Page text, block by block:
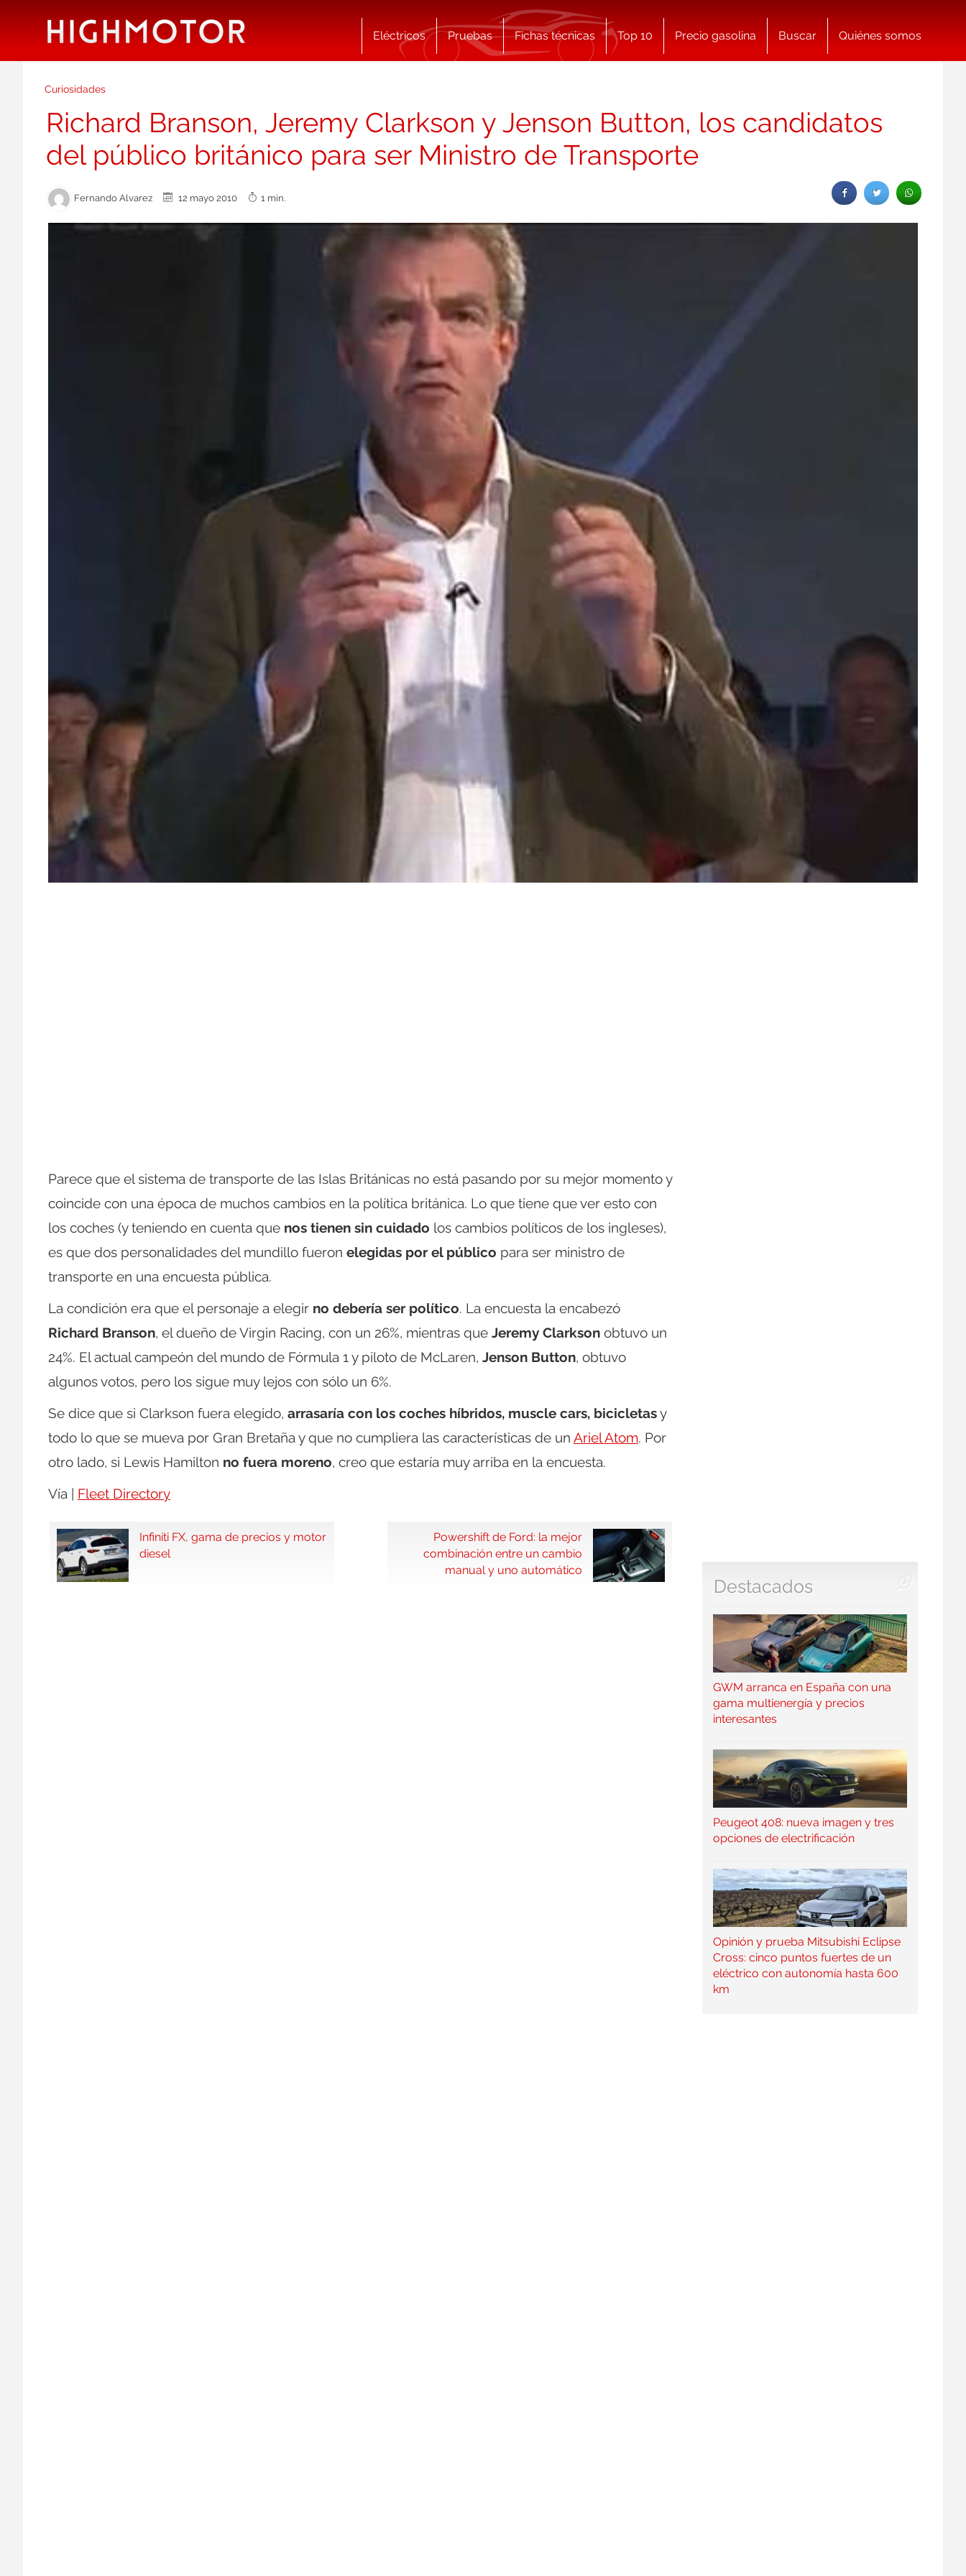
Eléctricos Pruebas Fichas técnicas Top 10 Precio gasolina Buscar Quiénes somos
Curiosidades
Richard Branson, Jeremy Clarkson y Jenson Button, los candidatos
del público británico para ser Ministro de Transporte
Fernando Alvarez 12 mayo 2010 1 min.
Parece que el sistema de transporte de las Islas Británicas no está pasando por su mejor momento y
coincide con una época de muchos cambios en la política británica. Lo que tiene que ver esto con
los coches (y teniendo en cuenta que nos tienen sin cuidado los cambios políticos de los ingleses),
es que dos personalidades del mundillo fueron elegidas por el público para ser ministro de
transporte en una encuesta pública.
La condición era que el personaje a elegir no debería ser político. La encuesta la encabezó
Richard Branson, el dueño de Virgin Racing, con un 26%, mientras que Jeremy Clarkson obtuvo un
24%. El actual campeón del mundo de Fórmula 1 y piloto de McLaren, Jenson Button, obtuvo
algunos votos, pero los sigue muy lejos con sólo un 6%.
Se dice que si Clarkson fuera elegido, arrasaría con los coches híbridos, muscle cars, bicicletasy
todo lo que se mueva por Gran Bretaña y que no cumpliera las características de un Ariel Atom. Por
otro lado, si Lewis Hamilton no fuera moreno, creo que estaría muy arriba en la encuesta.
Vía | Fleet Directory
Infiniti FX, gama de precios y motor
diesel
Powershift de Ford: la mejor
combinación entre un cambio
manual y uno automático
Destacados
GWM arranca en España con una
gama multienergía y precios
interesantes
Peugeot 408: nueva imagen y tres
opciones de electrificación
Opinión y prueba Mitsubishi Eclipse
Cross: cinco puntos fuertes de un
eléctrico con autonomía hasta 600
km